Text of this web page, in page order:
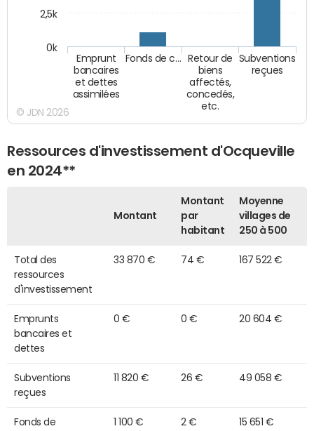
Emprunt
bancaires
et dettes
assimilées
Fonds de c…
Retour de
biens
affectés,
concedés,
etc.
Subventions
reçues
0k
2,5k
© JDN 2026
Ressources d'investissement d'Ocqueville
en 2024**
Montant
Montant
par
habitant
Moyenne
villages de
250 à 500
Total des
ressources
d'investissement
33 870 € 74 € 167 522 €
Emprunts
bancaires et
dettes
0 € 0 € 20 604 €
Subventions
reçues
11 820 € 26 € 49 058 €
Fonds de 1 100 € 2 € 15 651 €